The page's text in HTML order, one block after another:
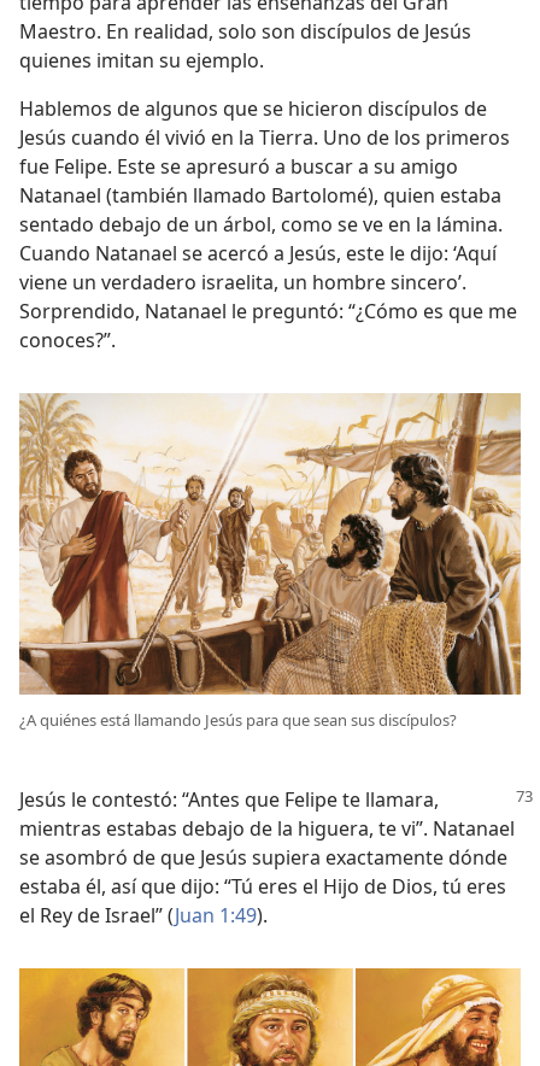
Maestro. En realidad, solo son discípulos de Jesús
quienes imitan su ejemplo.
Hablemos de algunos que se hicieron discípulos de
Jesús cuando él vivió en la Tierra. Uno de los primeros
fue Felipe. Este se apresuró a buscar a su amigo
Natanael (también llamado Bartolomé), quien estaba
sentado debajo de un árbol, como se ve en la lámina.
Cuando Natanael se acercó a Jesús, este le dijo: ‘Aquí
viene un verdadero israelita, un hombre sincero’.
Sorprendido, Natanael le preguntó: “¿Cómo es que me
conoces?”.
¿A quiénes está llamando Jesús para que sean sus discípulos?
Jesús le contestó: “Antes que Felipe te llamara,
mientras estabas debajo de la higuera, te vi”. Natanael
se asombró de que Jesús supiera exactamente dónde
estaba él, así que dijo: “Tú eres el Hijo de Dios, tú eres
el Rey de Israel” (Juan 1:49).